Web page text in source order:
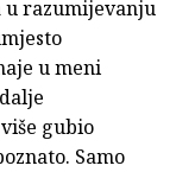
u razumijevanju
u meni
gubio
Samo